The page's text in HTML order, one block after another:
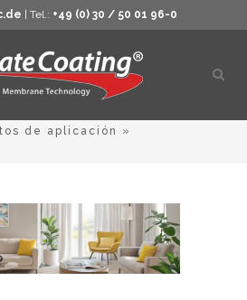
| Tel.: +49 (0) 30 / 50 01 96-0
Abrir
de aplicación
»